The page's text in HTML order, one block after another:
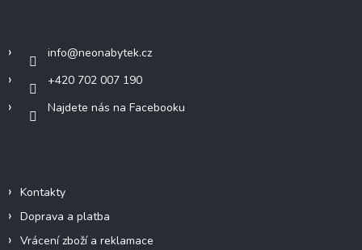
info@neonabytek.cz
+420 702 007 190
Najdete nás na Facebooku
Kontakty
Doprava a platba
Vrácení zboží a reklamace